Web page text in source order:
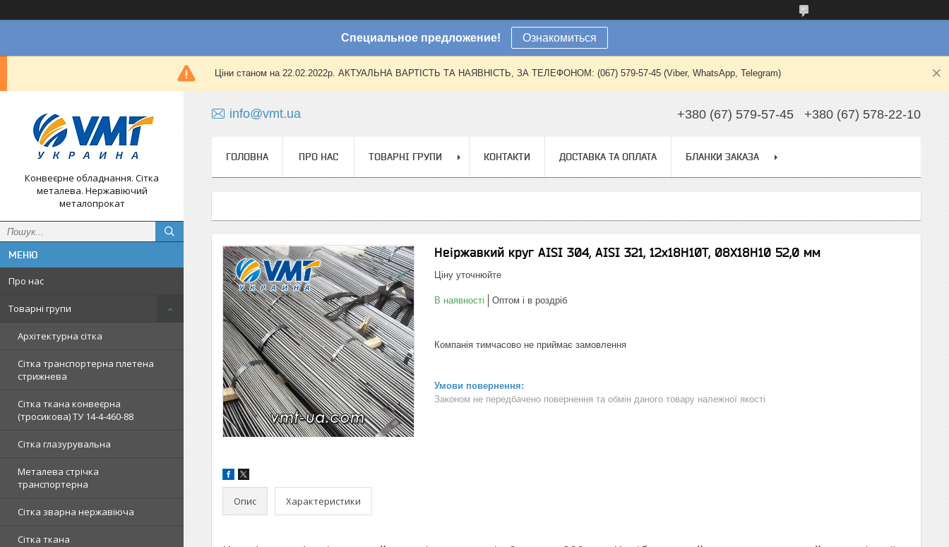
Специальное предложение! Ознакомиться
Ціни станом на 22.02.2022р. АКТУАЛЬНА ВАРТІСТЬ ТА НАЯВНІСТЬ, ЗА ТЕЛЕФОНОМ: (067) 579-57-45 (Viber, WhatsApp, Telegram)
Конвеєрне обладнання. Сітка
металева. Нержавіючий
металопрокат
Про нас
Товарні групи
Архітектурна сітка
Сітка транспортерна плетена
стрижнева
Сітка ткана конвеєрна
(тросикова) ТУ 14-4-460-88
Сітка глазурувальна
Металева стрічка
транспортерна
Сітка зварна нержавіюча
Сітка ткана
info@vmt.ua +380 (67) 579-57-45 +380 (67) 578-22-10
ГОЛОВНА ПРО НАС ТОВАРНІ ГРУПИ КОНТАКТИ ДОСТАВКА ТА ОПЛАТА БЛАНКИ ЗАКАЗА
Неіржавкий круг AISI 304, AISI 321, 12х18Н10Т, 08Х18Н10 52,0 мм
Ціну уточнюйте
В наявності Оптом і в роздріб
Компанія тимчасово не приймає замовлення
Законом не передбачено повернення та обмін даного товару належної якості
Опис Характеристики